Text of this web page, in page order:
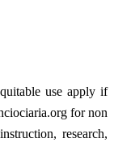
use apply if
for non
research,